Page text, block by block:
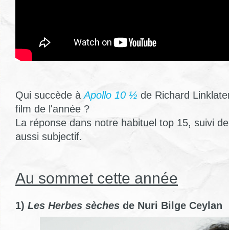
Qui succède àApollo 10 ½ de Richard
film de l'année ?
La réponse dans notre habituel top 15, suivi
aussi subjectif.
Au sommet cette année
1) Les Herbes sèches de Nuri Bilge Ceylan